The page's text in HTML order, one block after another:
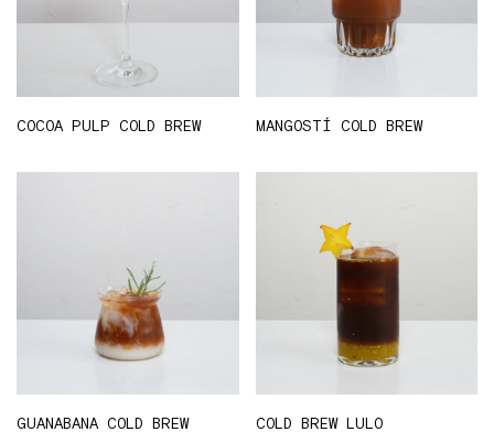
COCOA PULP COLD BREW MANGOSTÍ COLD BREW
GUANABANA COLD BREW COLD BREW LULO